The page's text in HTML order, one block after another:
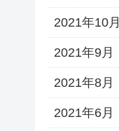
2021年10月
2021年9月
2021年8月
2021年6月